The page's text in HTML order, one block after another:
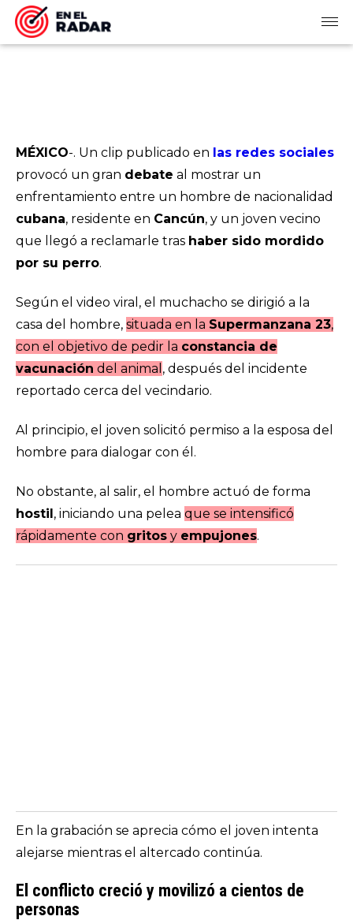
MÉXICO-. Un clip publicado en las redes sociales
provocó un gran debate al mostrar un
enfrentamiento entre un hombre de nacionalidad
cubana, residente en Cancún, y un joven vecino
que llegó a reclamarle tras haber sido mordido
por su perro.
Según el video viral, el muchacho se dirigió a la
casa del hombre, situada en la Supermanzana 23,
con el objetivo de pedir la constancia de
vacunación del animal , después del incidente
reportado cerca del vecindario.
Al principio, el joven solicitó permiso a la esposa del
hombre para dialogar con él.
No obstante, al salir, el hombre actuó de forma
hostil, iniciando una pelea que se intensificó
rápidamente con gritos y empujones.
En la grabación se aprecia cómo el joven intenta
alejarse mientras el altercado continúa.
El conflicto creció y movilizó a cientos de
personas